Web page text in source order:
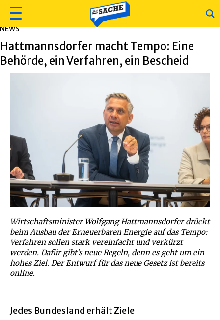
NEWS
Hattmannsdorfer macht Tempo: Eine
Behörde, ein Verfahren, ein Bescheid
Wirtschaftsminister Wolfgang Hattmannsdorfer drückt
beim Ausbau der Erneuerbaren Energie auf das Tempo:
Verfahren sollen stark vereinfacht und verkürzt
werden. Dafür gibt’s neue Regeln, denn es geht um ein
hohes Ziel. Der Entwurf für das neue Gesetz ist bereits
online.
Jedes Bundesland erhält Ziele